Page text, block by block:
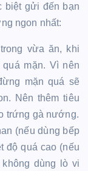
biệt gửi đến bạn
ngon nhất:
vừa ăn, khi
mặn. Vì nên
mặn quá sẽ
Nên thêm tiêu
trứng gà nướng.
(nếu dùng bếp
độ quá cao (nếu
dùng lò vi